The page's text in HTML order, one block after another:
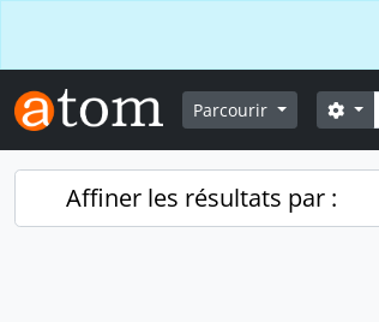
Parcourir
Affiner les résultats par :